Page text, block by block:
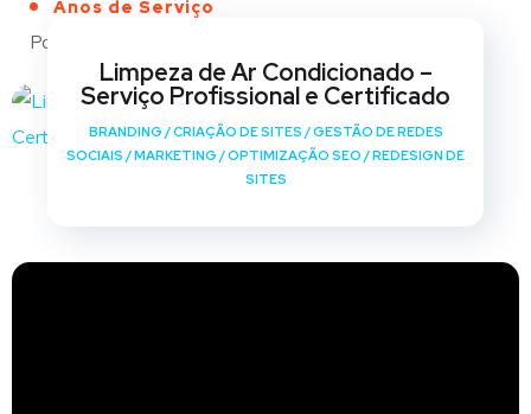
Anos de Serviço
Portfólio
Limpeza de Ar Condicionado –
Serviço Profissional e Certificado
BRANDING /CRIAÇÃO DE SITES /GESTÃO DE REDES
SOCIAIS /MARKETING /OPTIMIZAÇÃO SEO /REDESIGN DE
SITES